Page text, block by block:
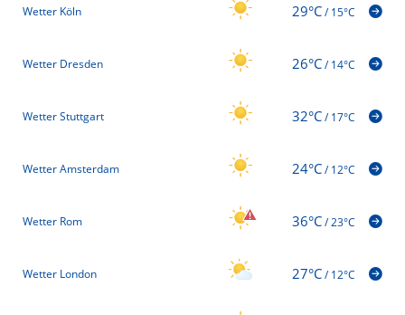
Wetter Köln 29°C/15°C
Wetter Dresden 26°C/14°C
Wetter Stuttgart 32°C/17°C
Wetter Amsterdam 24°C/12°C
Wetter Rom 36°C/23°C
Wetter London 27°C/12°C